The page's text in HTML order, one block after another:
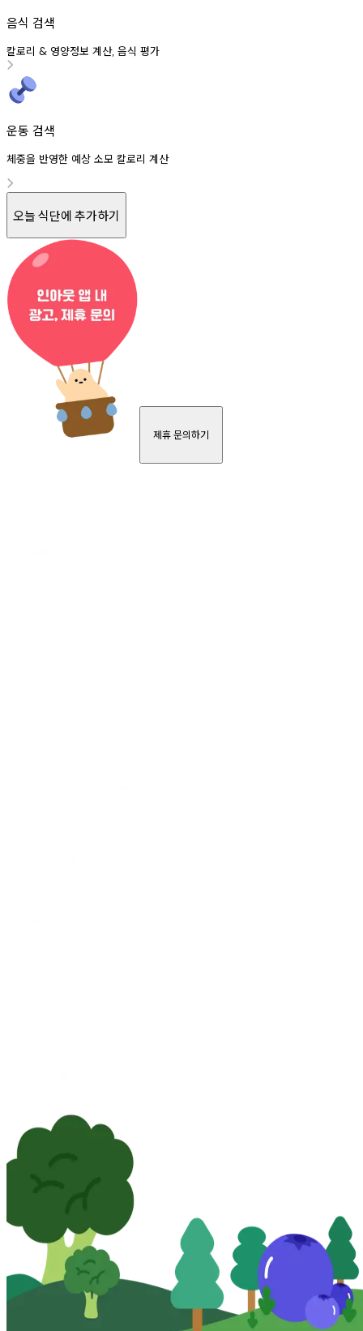
음식 검색
칼로리 & 영양정보 계산, 음식 평가
운동 검색
체중을 반영한 예상 소모 칼로리 계산
오늘 식단에 추가하기
제휴 문의하기